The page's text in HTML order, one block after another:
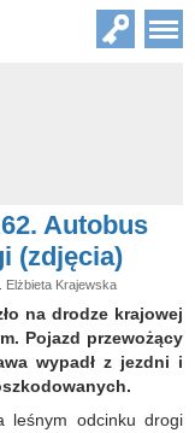
Autobus
(zdjęcia)
Elżbieta Krajewska
na drodze krajowej
Pojazd przewożący
wypadł z jezdni i
leśnym odcinku drogi